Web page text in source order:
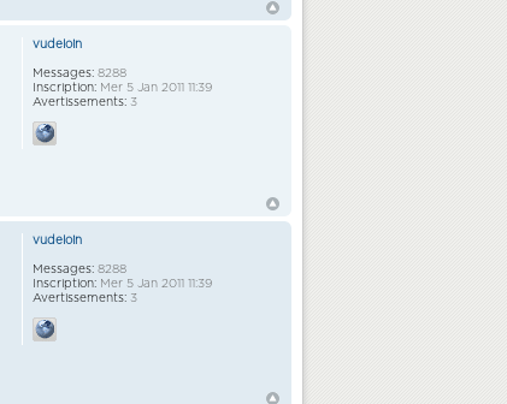
vudeloin
Messages: 8288
Inscription: Mer 5 Jan 2011 11:39
Avertissements: 3
vudeloin
Messages: 8288
Inscription: Mer 5 Jan 2011 11:39
Avertissements: 3